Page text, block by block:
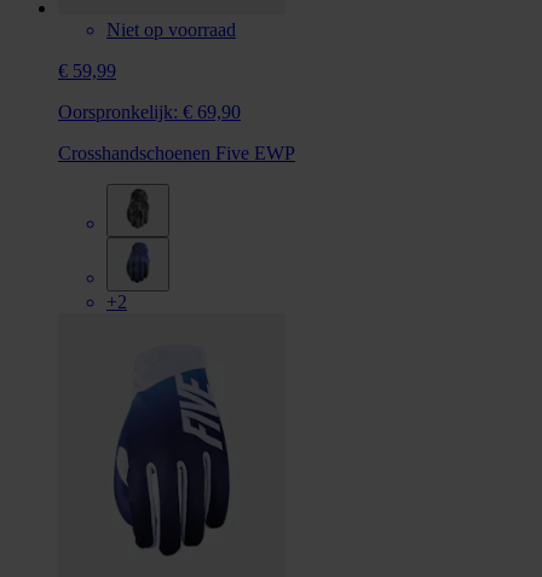
Niet op voorraad
€ 59,99
Oorspronkelijk: € 69,90
Crosshandschoenen Five EWP
+2